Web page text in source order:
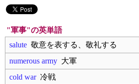
"軍事"の英単語
salute 敬意を表する、敬礼する
numerous army 大軍
cold war冷戦